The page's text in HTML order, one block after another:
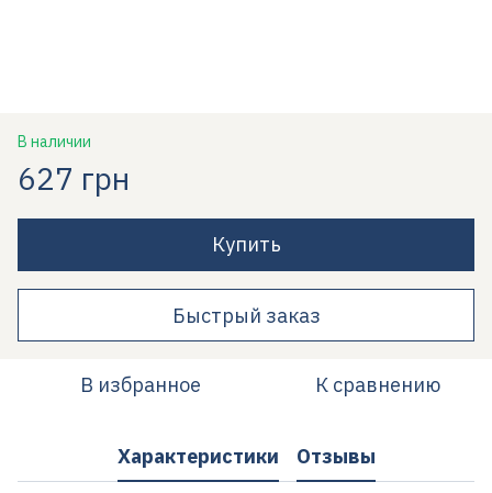
В наличии
627 грн
Купить
Быстрый заказ
В избранное К сравнению
Характеристики Отзывы